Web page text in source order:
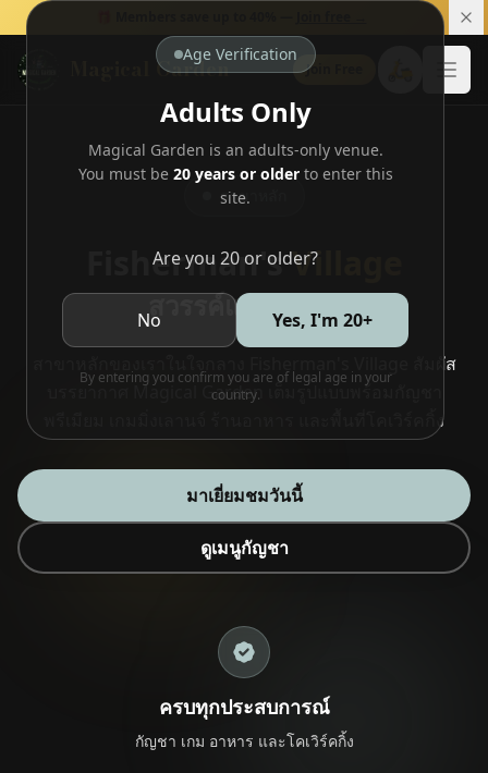
Age Verification
Adults Only
Magical Garden is an adults-only venue.
You must be 20 years or olderto enter this
site.
Are you 20 or older?
No Yes, I'm 20+
By entering you confirm you are of legal age in your
country.
Magical Garden Join Free
ติดต่อเรา
สาขาหลัก
Fisherman's Village
สวรรค์แห่งกัญชา
สาขาหลักของเราในใจกลาง Fisherman's Village สัมผัส
บรรยากาศ Magical Garden เต็มรูปแบบพร้อมกัญชา
พรีเมียม เกมมิ่งเลานจ์ ร้านอาหาร และพื้นที่โคเวิร์คกิ้ง
มาเยี่ยมชมวันนี้
ดูเมนูกัญชา
ครบทุกประสบการณ์
กัญชา เกม อาหาร และโคเวิร์คกิ้ง